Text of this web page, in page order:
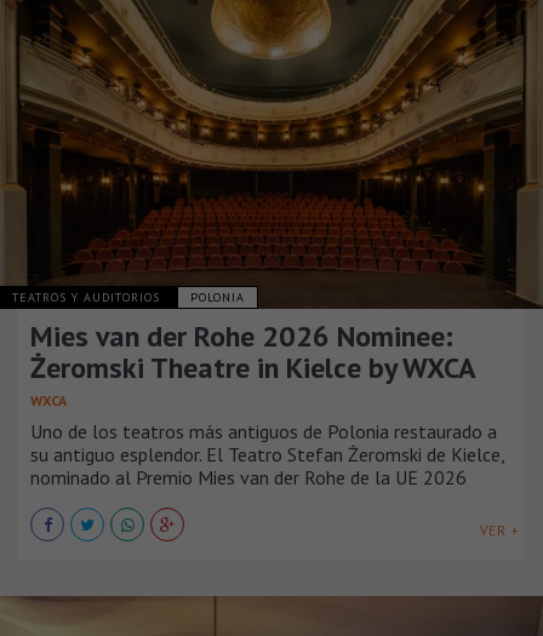
TEATROS Y AUDITORIOS POLONIA
Mies van der Rohe 2026 Nominee:
Żeromski Theatre in Kielce by WXCA
WXCA
Uno de los teatros más antiguos de Polonia restaurado a
su antiguo esplendor. El Teatro Stefan Żeromski de Kielce,
nominado al Premio Mies van der Rohe de la UE 2026
VER +